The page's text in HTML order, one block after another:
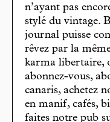
n’ayant pas
stylé du vintage.
journal puisse
rêvez par la
karma libertaire,
abonnez-vous,
canaris, achetez
en manif, cafés,
faites notre pub